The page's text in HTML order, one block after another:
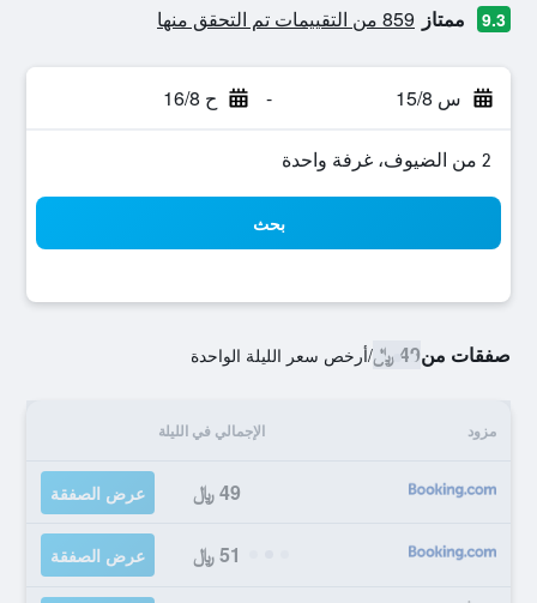
9.3 ممتاز 859 من التقييمات تم التحقق منها
س 15/8 - ح 16/8
2 من الضيوف، غرفة واحدة
بحث
صفقات من49 ﷼ /أرخص سعر الليلة الواحدة
مزود الإجمالي في الليلة
49 ﷼ عرض الصفقة
51 ﷼ عرض الصفقة